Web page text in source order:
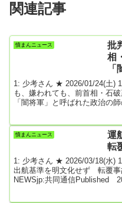
関連記事
憤まんニュース
批
相
原
通
1: 少考さん ★ 2026/01/24(土)
も、嫌われても、前首相・石
「闇将軍」と呼ばれた政治の
きた。昨年１０月に約１年の
アに出演。縦横無尽に持論をぶ
憤まんニュース
運
転
1: 少考さん ★ 2026/03/18(水)
出航基準を明文化せず 転覆事
NEWSjp:共同通信Published